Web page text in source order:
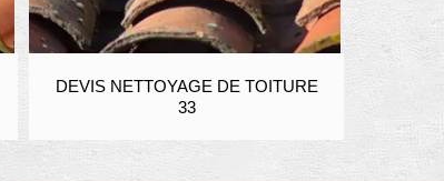
DEVIS NETTOYAGE DE TOITURE
33